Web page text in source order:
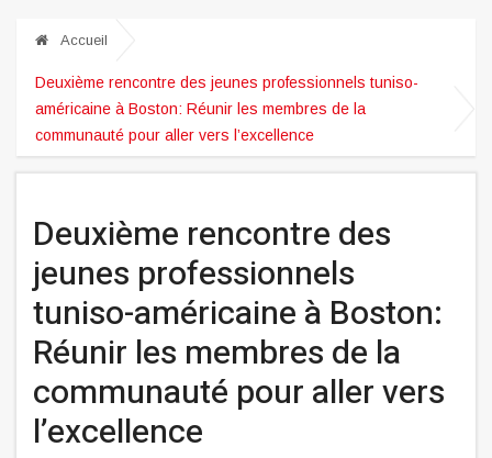
Accueil
Deuxième rencontre des jeunes professionnels tuniso-
américaine à Boston: Réunir les membres de la
communauté pour aller vers l’excellence
Deuxième rencontre des
jeunes professionnels
tuniso-américaine à Boston:
Réunir les membres de la
communauté pour aller vers
l’excellence